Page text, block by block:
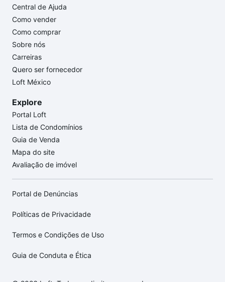
Central de Ajuda
Como vender
Como comprar
Sobre nós
Carreiras
Quero ser fornecedor
Loft México
Explore
Portal Loft
Lista de Condomínios
Guia de Venda
Mapa do site
Avaliação de imóvel
Portal de Denúncias
Políticas de Privacidade
Termos e Condições de Uso
Guia de Conduta e Ética